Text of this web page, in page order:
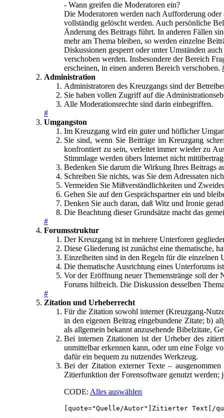
- Wann greifen die Moderatoren ein?
Die Moderatoren werden nach Aufforderung
vollständig gelöscht werden. Auch persönliche
Änderung des Beitrags führt. In anderen Fällen
mehr am Thema bleiben, so werden einzelne
Diskussionen gesperrt oder unter Umständen
verschoben werden. Insbesondere der Bereich
erscheinen, in einen anderen Bereich verschoben.
Administration
Administratoren des Kreuzgangs sind der
Sie haben vollen Zugriff auf die
Alle Moderationsrechte sind darin einbegriffen.
#
Umgangston
Im Kreuzgang wird ein guter und höflicher
Sie sind, wenn Sie Beiträge im Kreuzgang
konfrontiert zu sein, verleitet immer wieder zu
Stimmlage werden übers Internet nicht
Bedenken Sie darum die Wirkung Ihres Beitrags
Schreiben Sie nichts, was Sie dem Adressaten
Vermeiden Sie Mißverständlichkeiten und
Gehen Sie auf den Gesprächspartner ein und
Denken Sie auch daran, daß Witz und Ironie
Die Beachtung dieser Grundsätze macht das
#
Forumsstruktur
Der Kreuzgang ist in mehrere Unterforen
Diese Gliederung ist zunächst eine thematische,
Einzelheiten sind in den Regeln für die einzelnen
Die thematische Ausrichtung eines Unterforums
Vor der Eröffnung neuer Themenstränge soll der
Forums hilfreich. Die Diskussion desselben
#
Zitation und Urheberrecht
Für die Zitation sowohl interner (Kreuzgang-
in den eigenen Beitrag eingebundene Zitate; b)
als allgemein bekannt anzusehende Bibelzitate,
Bei internen Zitationen ist der Urheber des
unmittelbar erkennen kann, oder um eine Folge
dafür ein bequem zu nutzendes Werkzeug.
Bei der Zitation externer Texte –
Zitierfunktion der Forensoftware genutzt werden;
CODE: Alles auswählen
[quote="Quelle/Autor"]Zitierter Text[/